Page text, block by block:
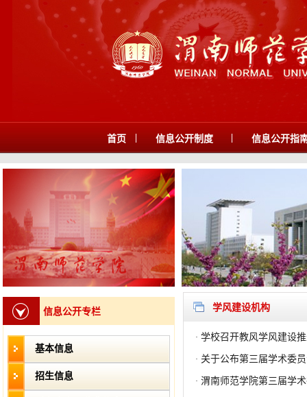
首页 信息公开制度 信息公开指
信息公开专栏
基本信息
招生信息
学风建设机构
· 学校召开教风学风建设
· 关于公布第三届学术委
· 渭南师范学院第三届学